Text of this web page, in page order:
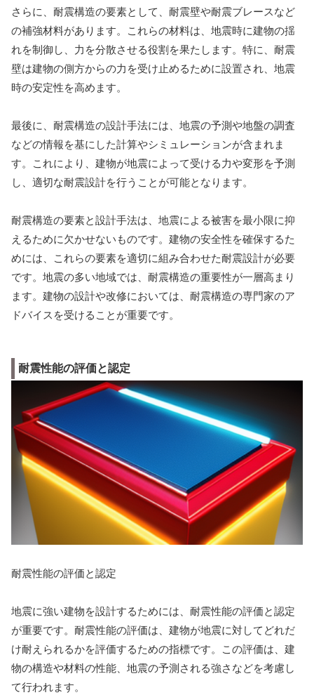
さらに、耐震構造の要素として、耐震壁や耐震ブレースなど
の補強材料があります。これらの材料は、地震時に建物の揺
れを制御し、力を分散させる役割を果たします。特に、耐震
壁は建物の側方からの力を受け止めるために設置され、地震
時の安定性を高めます。
最後に、耐震構造の設計手法には、地震の予測や地盤の調査
などの情報を基にした計算やシミュレーションが含まれま
す。これにより、建物が地震によって受ける力や変形を予測
し、適切な耐震設計を行うことが可能となります。
耐震構造の要素と設計手法は、地震による被害を最小限に抑
えるために欠かせないものです。建物の安全性を確保するた
めには、これらの要素を適切に組み合わせた耐震設計が必要
です。地震の多い地域では、耐震構造の重要性が一層高まり
ます。建物の設計や改修においては、耐震構造の専門家のア
ドバイスを受けることが重要です。
耐震性能の評価と認定
耐震性能の評価と認定
地震に強い建物を設計するためには、耐震性能の評価と認定
が重要です。耐震性能の評価は、建物が地震に対してどれだ
け耐えられるかを評価するための指標です。この評価は、建
物の構造や材料の性能、地震の予測される強さなどを考慮し
て行われます。